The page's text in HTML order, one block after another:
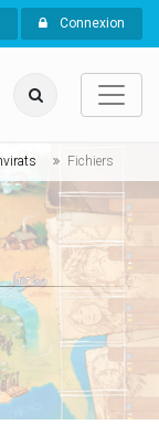
Connexion
Fichiers